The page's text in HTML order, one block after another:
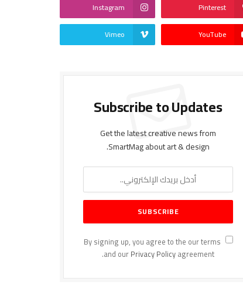
Pinterest
Instagram
YouTube
Vimeo
Subscribe to Updates
Get the latest creative news from
SmartMag about art & design.
By signing up, you agree to the our terms
and ourPrivacy Policyagreement.